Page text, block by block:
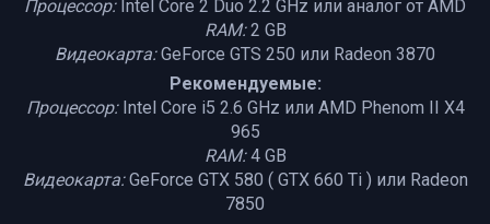
Процессор:Intel Core 2 Duo 2.2 GHz или аналог от AMD
RAM:2 GB
Видеокарта:GeForce GTS 250 или Radeon 3870
Рекомендуемые:
Процессор:Intel Core i5 2.6 GHz или AMD Phenom II X4
965
RAM:4 GB
Видеокарта:GeForce GTX 580 ( GTX 660 Ti ) или Radeon
7850